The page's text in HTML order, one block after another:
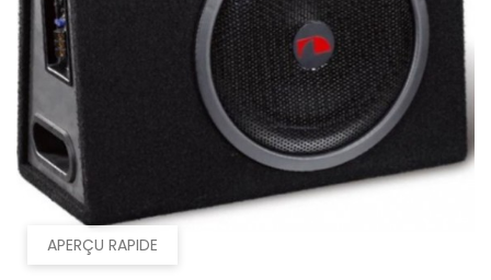
APERÇU RAPIDE